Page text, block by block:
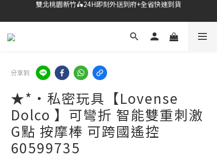
🔗點我跳轉進入👉台灣No2情趣用品商城
🔗點我跳轉進入👉台灣No2情趣用品商城
全台超商滿$600免運🎉網購獨享85折+滿千送百
🔗點我跳轉進入👉台灣No2情趣用品商城
分享到
★*•私密玩具【Lovense
Dolco 】可彎折 智能雙重刺激
G點 按摩棒 可跨國遙控
60599735